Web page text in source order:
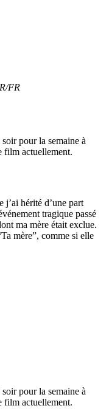
FR
pour la semaine à
film actuellement.
j’ai hérité d’une part
tragique passé
ma mère était exclue.
mère”, comme si elle
pour la semaine à
film actuellement.